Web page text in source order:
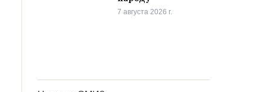
7 августа 2026 г.